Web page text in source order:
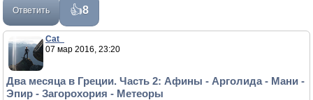
Ответить 8
Cat_
07 мар 2016, 23:20
Два месяца в Греции. Часть 2: Афины - Арголида - Мани -
Эпир - Загорохория - Метеоры